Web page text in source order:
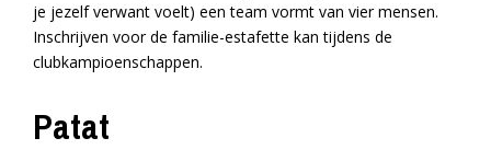
je jezelf verwant voelt) een team vormt van vier mensen.
Inschrijven voor de familie-estafette kan tijdens de
clubkampioenschappen.
Patat